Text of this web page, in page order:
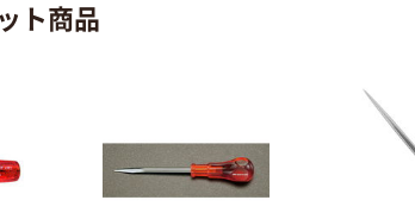
ト商品オリジナル
人気商品
ナ